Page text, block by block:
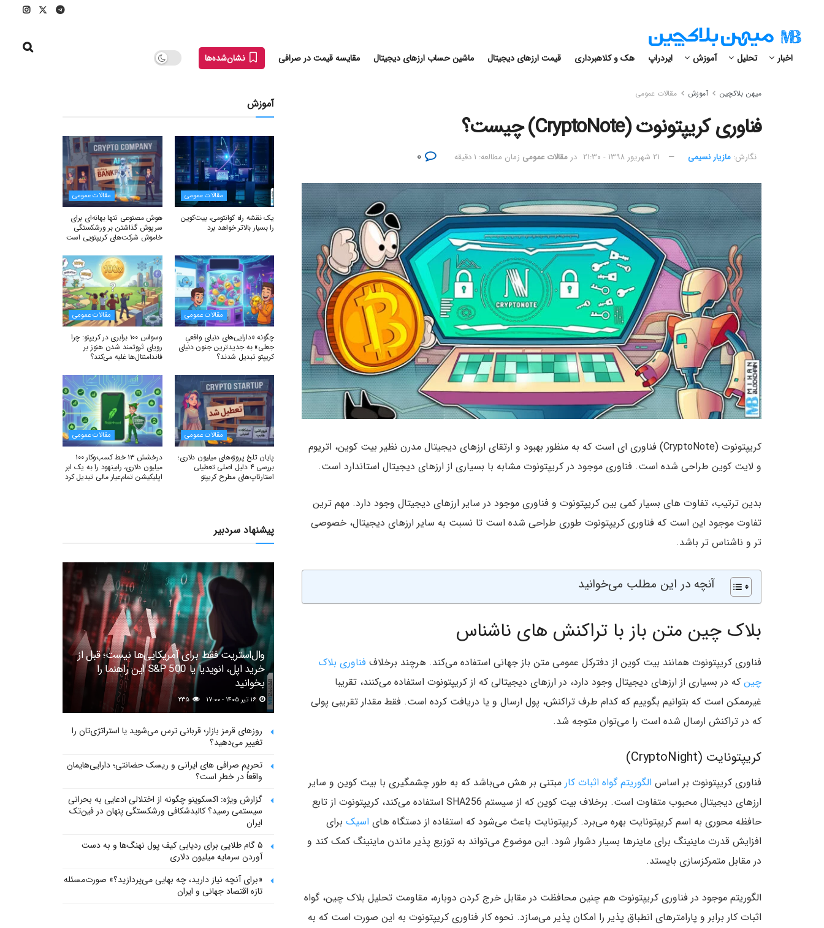
اخبار تحلیل آموزش ایردراپ هک و کلاهبرداری قیمت ارزهای دیجیتال ماشین حساب ارزهای دیجیتال مقایسه قیمت در صرافی نشان‌شده‌ها
میهن بلاکچین آموزش مقالات عمومی
فناوری کریپتونوت (CryptoNote) چیست؟
نگارش:‌ مازیار نسیمی ۲۱ شهریور ۱۳۹۸ - ۲۱:۳۰ در مقالات عمومی زمان مطالعه: ۱ دقیقه
کریپتونوت (CryptoNote) فناوری ای است که به منظور بهبود و ارتقای ارزهای دیجیتال مدرن نظیر بیت کوین، اتریوم
و لایت کوین طراحی شده است. فناوری موجود در کریپتونوت مشابه با بسیاری از ارزهای دیجیتال استاندارد است.
بدین ترتیب، تفاوت های بسیار کمی بین کریپتونوت و فناوری موجود در سایر ارزهای دیجیتال وجود دارد. مهم ترین
تفاوت موجود این است که فناوری کریپتونوت طوری طراحی شده است تا نسبت به سایر ارزهای دیجیتال، خصوصی
تر و ناشناس تر باشد.
آنچه در این مطلب می‌خوانید
بلاک چین متن باز با تراکنش های ناشناس
فناوری کریپتونوت همانند بیت کوین از دفترکل عمومی متن باز جهانی استفاده می‌کند. هرچند برخلاف فناوری بلاک
چین که در بسیاری از ارزهای دیجیتال وجود دارد، در ارزهای دیجیتالی که از کریپتونوت استفاده می‌کنند، تقریبا
غیرممکن است که بتوانیم بگوییم که کدام طرف تراکنش، پول ارسال و یا دریافت کرده است. فقط مقدار تقریبی پولی
که در تراکنش ارسال شده است را می‌توان متوجه شد.
کریپتونایت (CryptoNight)
فناوری کریپتونوت بر اساس الگوریتم گواه اثبات کار مبتنی بر هش می‌باشد که به طور چشمگیری با بیت کوین و سایر
ارزهای دیجیتال محبوب متفاوت است. برخلاف بیت کوین که از سیستم SHA256 استفاده می‌کند، کریپتونوت از تابع
حافظه محوری به اسم کریپتونایت بهره می‌برد. کریپتونایت باعث می‌شود که استفاده از دستگاه های اسیک برای
افزایش قدرت ماینینگ برای ماینرها بسیار دشوار شود. این موضوع می‌تواند به توزیع پذیر ماندن ماینینگ کمک کند و
در مقابل متمرکزسازی بایستد.
الگوریتم موجود در فناوری کریپتونوت هم چنین محافظت در مقابل خرج کردن دوباره، مقاومت تحلیل بلاک چین، گواه
اثبات کار برابر و پارامترهای انطباق پذیر را امکان پذیر می‌سازد. نحوه کار فناوری کریپتونوت به این صورت است که به
آموزش
مقالات عمومی
یک نقشه راه کوانتومی، بیت‌کوین
را بسیار بالاتر خواهد برد
مقالات عمومی
هوش مصنوعی تنها بهانه‌ای برای
سرپوش گذاشتن بر ورشکستگی
خاموش شرکت‌های کریپتویی است
مقالات عمومی
چگونه «دارایی‌های دنیای واقعیِ
جعلی» به جدیدترین جنون دنیای
کریپتو تبدیل شدند؟
مقالات عمومی
وسواس ۱۰۰ برابری در کریپتو: چرا
رویای ثروتمند شدن هنوز بر
فاندامنتال‌ها غلبه می‌کند؟
مقالات عمومی
پایان تلخ پروژه‌های میلیون دلاری؛
بررسی ۴ دلیل اصلی تعطیلی
استارتاپ‌های مطرح کریپتو
مقالات عمومی
درخشش ۱۳ خط کسب‌وکار ۱۰۰
میلیون دلاری، رابینهود را به یک ابر
اپلیکیشن تمام‌عیار مالی تبدیل کرد
پیشنهاد سردبیر
وال‌استریت فقط برای آمریکایی‌ها نیست؛ قبل از
خرید اپل، انویدیا یا S&P 500 این راهنما را
بخوانید
روزهای قرمز بازار؛ قربانی ترس می‌شوید یا استراتژی‌تان را
تغییر می‌دهید؟
تحریم صرافی های ایرانی و ریسک حضانتی؛ دارایی‌هایمان
واقعاً در خطر است؟
گزارش ویژه: اکسکوینو چگونه از اختلالی ادعایی به بحرانی
سیستمی رسید؟ کالبدشکافی ورشکستگی پنهان در فین‌تک
ایران
۵ گام طلایی برای ردیابی کیف پول‌ نهنگ‌ها و به دست
آوردن سرمایه میلیون دلاری
«برای آنچه نیاز دارید، چه بهایی می‌پردازید؟» صورت‌مسئله
تازه اقتصاد جهانی و ایران